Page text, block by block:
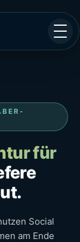
für
Social
am Ende